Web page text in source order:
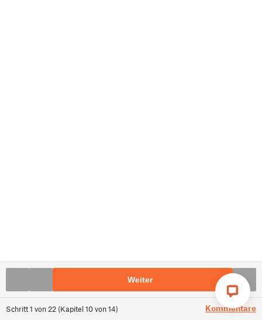
Schritt1 von 22 (Kapitel10von14) Kommentare
Weiter